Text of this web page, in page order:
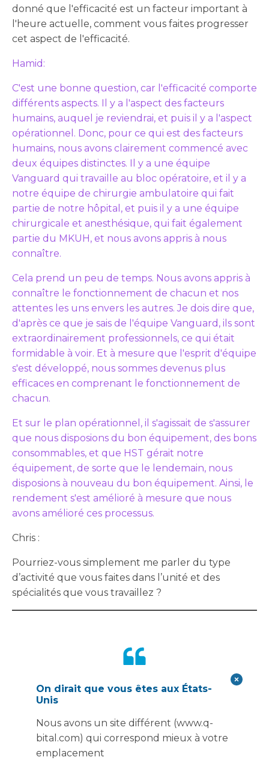
donné que l'efficacité est un facteur important à
l'heure actuelle, comment vous faites progresser
cet aspect de l'efficacité.
Hamid:
C'est une bonne question, car l'efficacité comporte
différents aspects. Il y a l'aspect des facteurs
humains, auquel je reviendrai, et puis il y a l'aspect
opérationnel. Donc, pour ce qui est des facteurs
humains, nous avons clairement commencé avec
deux équipes distinctes. Il y a une équipe
Vanguard qui travaille au bloc opératoire, et il y a
notre équipe de chirurgie ambulatoire qui fait
partie de notre hôpital, et puis il y a une équipe
chirurgicale et anesthésique, qui fait également
partie du MKUH, et nous avons appris à nous
connaître.
Cela prend un peu de temps. Nous avons appris à
connaître le fonctionnement de chacun et nos
attentes les uns envers les autres. Je dois dire que,
d'après ce que je sais de l'équipe Vanguard, ils sont
extraordinairement professionnels, ce qui était
formidable à voir. Et à mesure que l'esprit d'équipe
s'est développé, nous sommes devenus plus
efficaces en comprenant le fonctionnement de
chacun.
Et sur le plan opérationnel, il s'agissait de s'assurer
que nous disposions du bon équipement, des bons
consommables, et que HST gérait notre
équipement, de sorte que le lendemain, nous
disposions à nouveau du bon équipement. Ainsi, le
rendement s'est amélioré à mesure que nous
avons amélioré ces processus.
Chris :
Pourriez-vous simplement me parler du type
d’activité que vous faites dans l’unité et des
spécialités que vous travaillez ?
« Nous avons commencé par
nous avions les temps
d’attente les plus longs et
On dirait que vous êtes aux États-
Unis
Nous avons un site différent (www.q-
bital.com) qui correspond mieux à votre
emplacement